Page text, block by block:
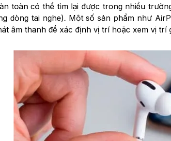
toàn có thể tìm lại được trong nhiều
dòng tai nghe). Một số sản phẩm như
âm thanh để xác định vị trí hoặc xem vị trí